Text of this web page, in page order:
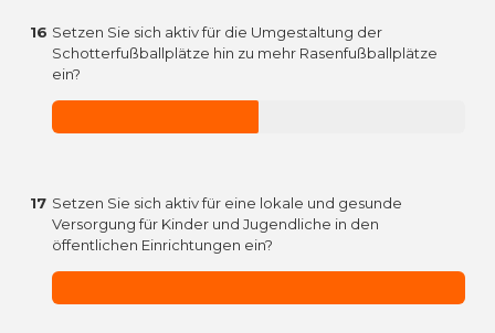
16 Setzen Sie sich aktiv für die Umgestaltung der
Schotterfußballplätze hin zu mehr Rasenfußballplätze
ein?
17 Setzen Sie sich aktiv für eine lokale und gesunde
Versorgung für Kinder und Jugendliche in den
öffentlichen Einrichtungen ein?